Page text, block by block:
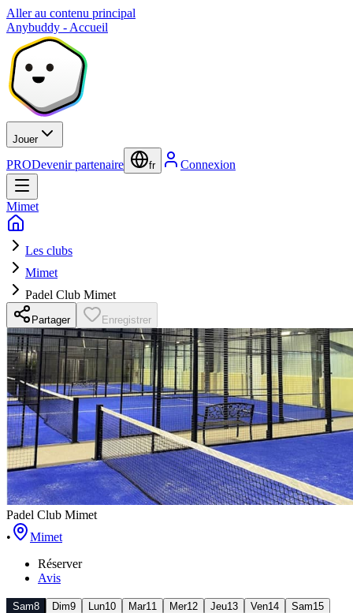
Aller au contenu principal
Anybuddy - Accueil
Jouer
PRODevenir partenaire fr Connexion
Mimet
Les clubs
Mimet
Padel Club Mimet
Partager Enregistrer
Padel Club Mimet
•
Mimet
Réserver
Avis
Sam8 Dim9 Lun10 Mar11 Mer12 Jeu13 Ven14 Sam15